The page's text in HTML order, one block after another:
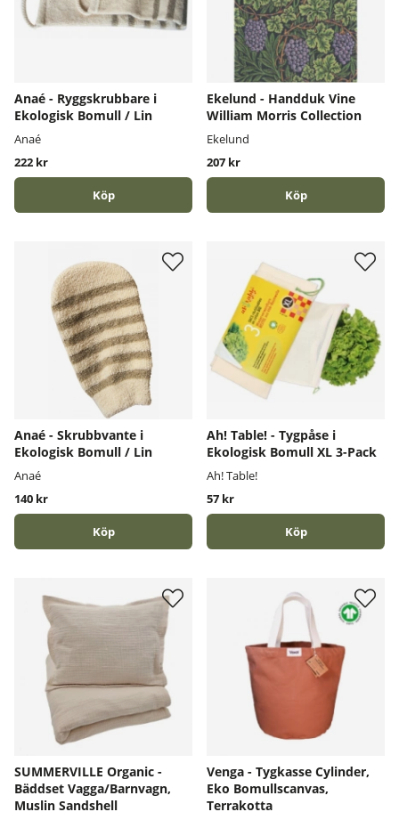
Anaé - Ryggskrubbare i
Ekologisk Bomull / Lin
Anaé
222 kr
Köp
Ekelund - Handduk Vine
William Morris Collection
Ekelund
207 kr
Köp
Anaé - Skrubbvante i
Ekologisk Bomull / Lin
Anaé
140 kr
Köp
Ah! Table! - Tygpåse i
Ekologisk Bomull XL 3-Pack
Ah! Table!
57 kr
Köp
SUMMERVILLE Organic -
Bäddset Vagga/Barnvagn,
Muslin Sandshell
Venga - Tygkasse Cylinder,
Eko Bomullscanvas,
Terrakotta